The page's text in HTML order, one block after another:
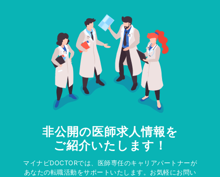
非公開の医師求人情報を
ご紹介いたします！
マイナビDOCTORでは、医師専任のキャリアパートナーが
あなたの転職活動をサポートいたします。お気軽にお問い